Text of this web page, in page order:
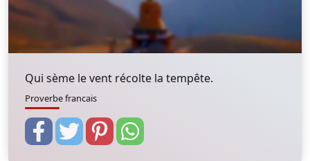
Qui sème le vent récolte la tempête.
Proverbe francais